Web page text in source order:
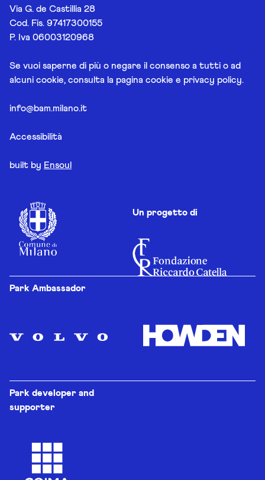
Via G. de Castillia 28
Cod. Fis. 97417300155
P. Iva 06003120968
Se vuoi saperne di più o negare il consenso a tutti o ad
alcuni cookie, consulta la pagina cookie e privacy policy.
info@bam.milano.it
Accessibilità
built by Ensoul
Un progetto di
Park Ambassador
Park developer and
supporter